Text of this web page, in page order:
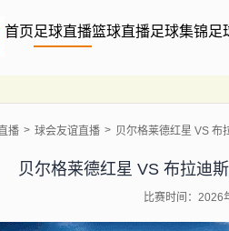
首页足球直播篮球直播足球集锦足
播 球会友谊直播 贝尔格莱德红星 VS 布
贝尔格莱德红星 VS 布拉迪
比赛时间：2026